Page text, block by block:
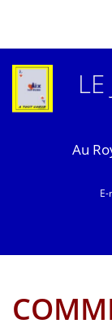
Au